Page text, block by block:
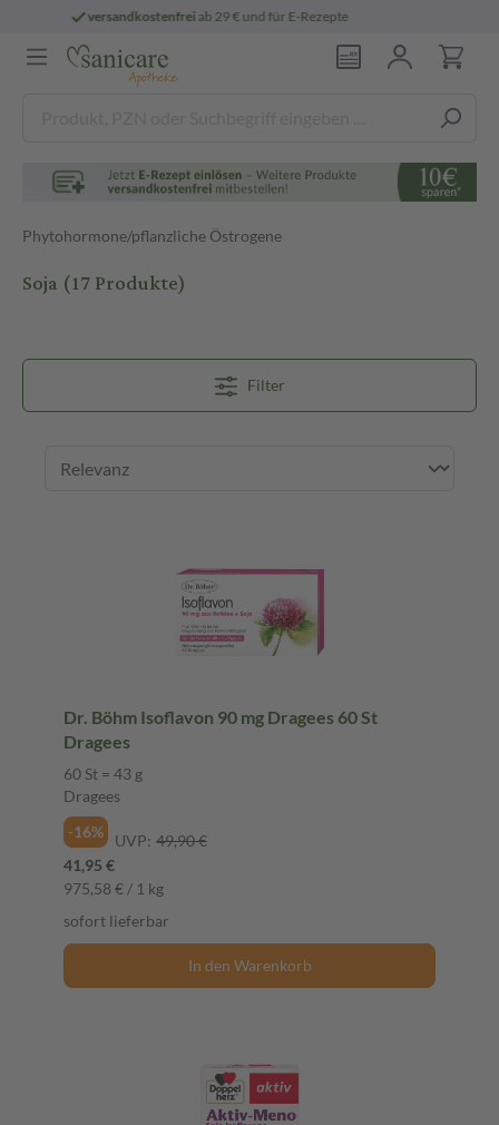
persönliche pharmazeutische Beratung
Phytohormone/pflanzliche Östrogene
Soja (17 Produkte)
Filter
Dr. Böhm Isoflavon 90 mg Dragees 60 St
Dragees
60 St = 43 g
Dragees
-16%
UVP: 49,90 €
41,95 €
975,58 € / 1 kg
sofort lieferbar
In den Warenkorb